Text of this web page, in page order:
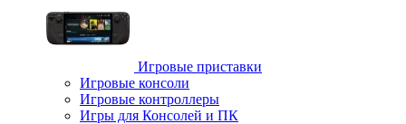
Игровые приставки
Игровые консоли
Игровые контроллеры
Игры для Консолей и ПК